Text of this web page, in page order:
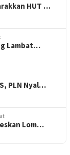
HUT …
Lambat…
PLN Nyal…
Lom…